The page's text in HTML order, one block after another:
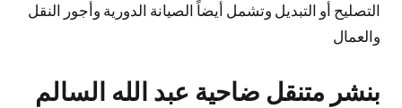
التصليح أو التبديل وتشمل أيضاً الصيانة الدورية وأجور النقل
والعمال
بنشر متنقل ضاحية عبد الله السالم